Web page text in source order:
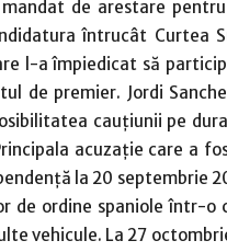
de arestare
întrucât Curtea
l-a împiedicat să
de premier. Jordi
cauţiunii pe
acuzaţie care a
la 20 septembrie
de ordine spaniole într-o
vehicule. La 27